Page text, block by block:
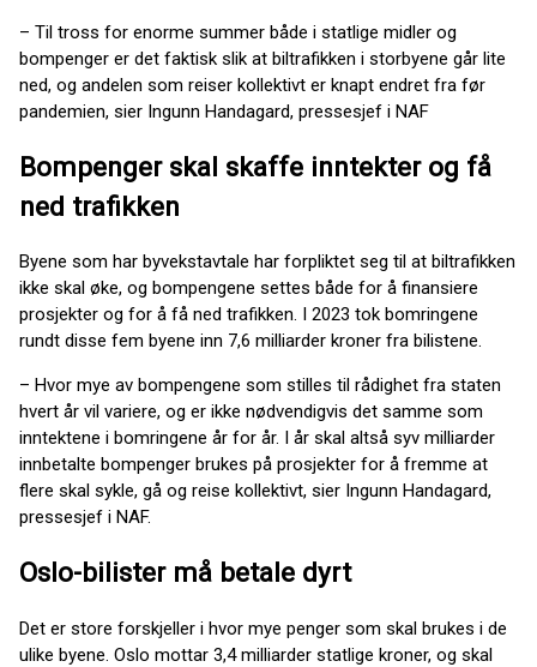
– Til tross for enorme summer både i statlige midler og
bompenger er det faktisk slik at biltrafikken i storbyene går lite
ned, og andelen som reiser kollektivt er knapt endret fra før
pandemien, sier Ingunn Handagard, pressesjef i NAF
Bompenger skal skaffe inntekter og få
ned trafikken
Byene som har byvekstavtale har forpliktet seg til at biltrafikken
ikke skal øke, og bompengene settes både for å finansiere
prosjekter og for å få ned trafikken. I 2023 tok bomringene
rundt disse fem byene inn 7,6 milliarder kroner fra bilistene.
– Hvor mye av bompengene som stilles til rådighet fra staten
hvert år vil variere, og er ikke nødvendigvis det samme som
inntektene i bomringene år for år. I år skal altså syv milliarder
innbetalte bompenger brukes på prosjekter for å fremme at
flere skal sykle, gå og reise kollektivt, sier Ingunn Handagard,
pressesjef i NAF.
Oslo-bilister må betale dyrt
Det er store forskjeller i hvor mye penger som skal brukes i de
ulike byene. Oslo mottar 3,4 milliarder statlige kroner, og skal